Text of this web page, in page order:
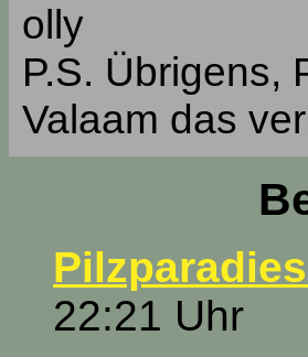
olly
P.S. Übrigens,
Valaam das
22:21 Uhr